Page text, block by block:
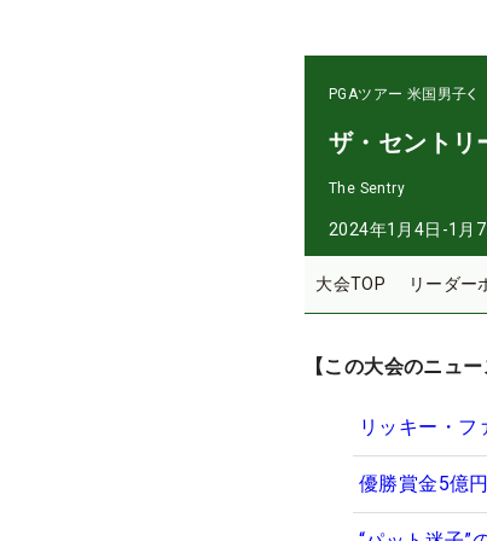
PGAツアー 米国男子
ザ・セントリ
The Sentry
2024年1月4日-1月7
大会TOP リーダー
【この大会のニュー
リッキー・
優勝賞金5億